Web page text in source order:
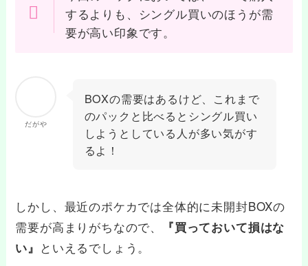
するよりも、シングル買いのほうが需
要が高い印象です。
だがや
BOXの需要はあるけど、これまで
のパックと比べるとシングル買い
しようとしている人が多い気がす
るよ！
しかし、最近のポケカでは全体的に未開封BOXの
需要が高まりがちなので、
『買っておいて損はな
い』 といえるでしょう。